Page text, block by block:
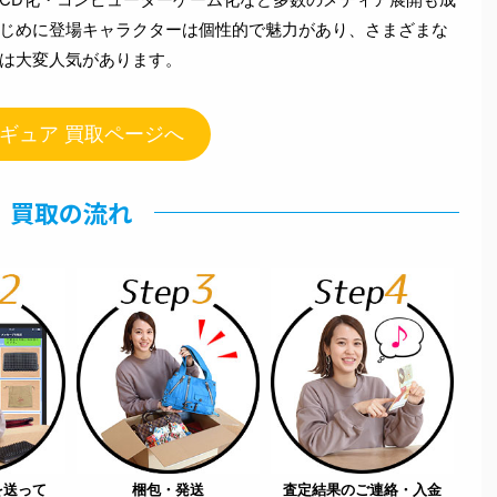
めに登場キャラクターは個性的で魅力があり、さまざまな
大変人気があります。
ュア 買取ページへ
買取の流れ
って 梱包・発送 査定結果のご連絡・入金